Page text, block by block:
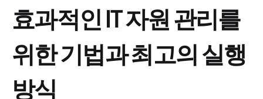
효과적인 IT 자원 관리를
위한 기법과 최고의 실행
방식